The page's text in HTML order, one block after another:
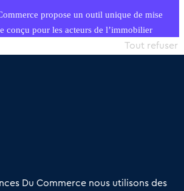
propose un outil unique de mise
conçu pour les acteurs de l’immobilier
territoriales, simple et intégrant
Du Commerce nous utilisons des
Tout refuser